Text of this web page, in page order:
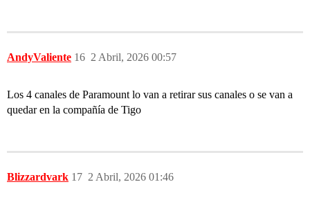
AndyValiente 2 Abril, 2026 00:57
16
Los 4 canales de Paramount lo van a retirar sus canales o se van a
quedar en la compañía de Tigo
Blizzardvark 2 Abril, 2026 01:46
17